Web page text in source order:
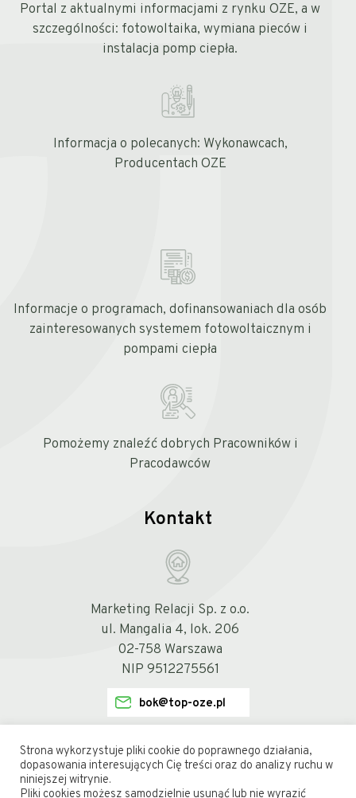
Portal z aktualnymi informacjami z rynku OZE, a w
szczególności: fotowoltaika, wymiana pieców i
instalacja pomp ciepła.
Informacja o polecanych: Wykonawcach,
Producentach OZE
Informacje o programach, dofinansowaniach dla osób
zainteresowanych systemem fotowoltaicznym i
pompami ciepła
Pomożemy znaleźć dobrych Pracowników i
Pracodawców
Kontakt
Marketing Relacji Sp. z o.o.
ul. Mangalia 4, lok. 206
02-758 Warszawa
NIP 9512275561
bok@top-oze.pl
Strona wykorzystuje pliki cookie do poprawnego działania,
dopasowania interesujących Cię treści oraz do analizy ruchu w
niniejszej witrynie.
Pliki cookies możesz samodzielnie usunąć lub nie wyrazić